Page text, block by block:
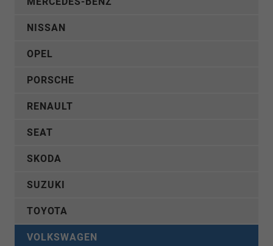
NISSAN
OPEL
PORSCHE
RENAULT
SEAT
SKODA
SUZUKI
TOYOTA
VOLKSWAGEN